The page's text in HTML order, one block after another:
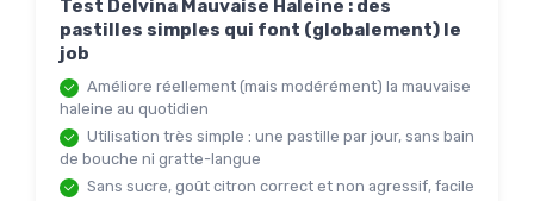
Test Delvina Mauvaise Haleine : des
pastilles simples qui font (globalement) le
job
Améliore réellement (mais modérément) la mauvaise
haleine au quotidien
Utilisation très simple : une pastille par jour, sans bain
de bouche ni gratte-langue
Sans sucre, goût citron correct et non agressif, facile